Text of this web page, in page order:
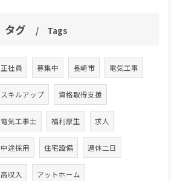
タグ Tags
正社員 募集中 長崎市 電気工事
スキルアップ 資格取得支援
電気工事士 福利厚生 求人
中途採用 住宅設備 週休二日
高収入 アットホーム